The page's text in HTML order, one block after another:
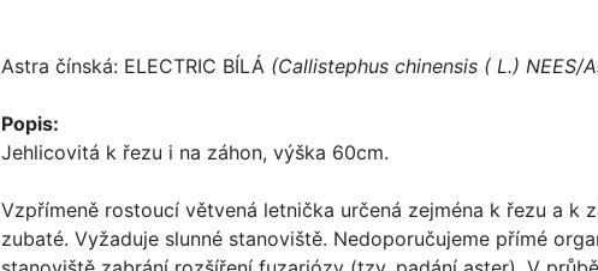
Astra čínská: ELECTRIC BÍLÁ (Callistephus chinensis ( L.) NEES/
Popis:
Jehlicovitá k řezu i na záhon, výška 60cm.
Vzpřímeně rostoucí větvená letnička určená zejména k řezu a k
zubaté. Vyžaduje slunné stanoviště. Nedoporučujeme přímé